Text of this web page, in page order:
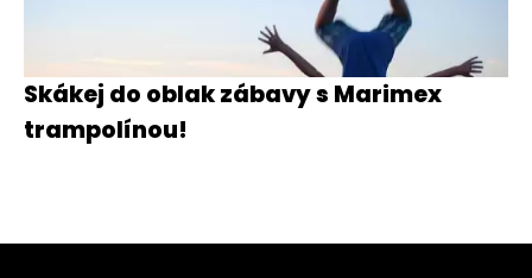
Skákej do oblak zábavy s Marimex
trampolínou!